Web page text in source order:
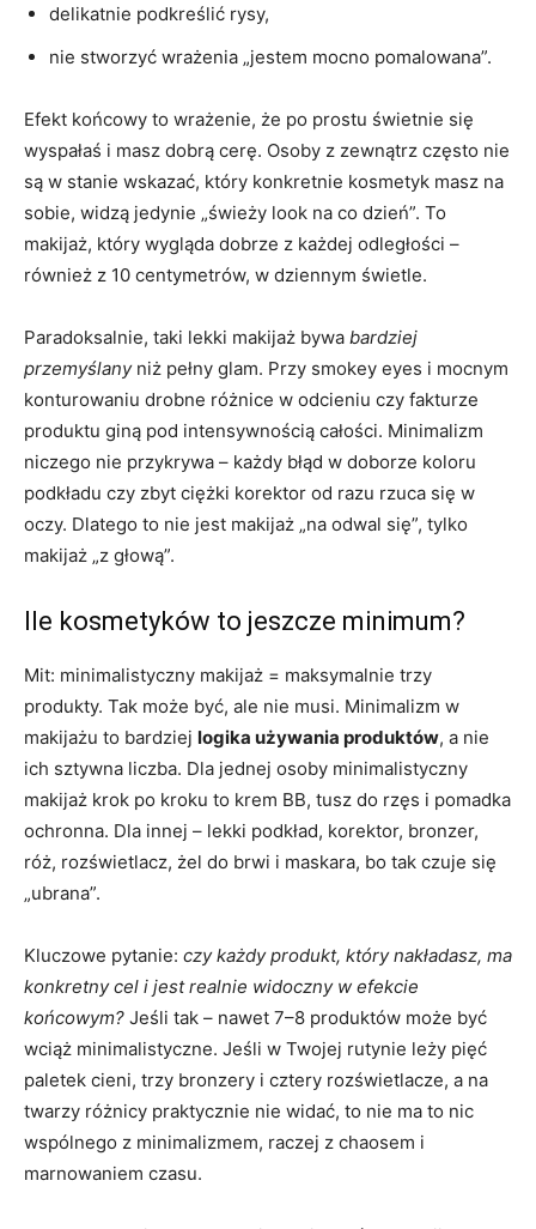
delikatnie podkreślić rysy,
nie stworzyć wrażenia „jestem mocno pomalowana”.
Efekt końcowy to wrażenie, że po prostu świetnie się
wyspałaś i masz dobrą cerę. Osoby z zewnątrz często nie
są w stanie wskazać, który konkretnie kosmetyk masz na
sobie, widzą jedynie „świeży look na co dzień”. To
makijaż, który wygląda dobrze z każdej odległości –
również z 10 centymetrów, w dziennym świetle.
Paradoksalnie, taki lekki makijaż bywa bardziej
przemyślanyniż pełny glam. Przy smokey eyes i mocnym
konturowaniu drobne różnice w odcieniu czy fakturze
produktu giną pod intensywnością całości. Minimalizm
niczego nie przykrywa – każdy błąd w doborze koloru
podkładu czy zbyt ciężki korektor od razu rzuca się w
oczy. Dlatego to nie jest makijaż „na odwal się”, tylko
makijaż „z głową”.
Ile kosmetyków to jeszcze minimum?
Mit: minimalistyczny makijaż = maksymalnie trzy
produkty. Tak może być, ale nie musi. Minimalizm w
makijażu to bardziej logika używania produktów, a nie
ich sztywna liczba. Dla jednej osoby minimalistyczny
makijaż krok po kroku to krem BB, tusz do rzęs i pomadka
ochronna. Dla innej – lekki podkład, korektor, bronzer,
róż, rozświetlacz, żel do brwi i maskara, bo tak czuje się
„ubrana”.
Kluczowe pytanie: czy każdy produkt, który nakładasz, ma
konkretny cel i jest realnie widoczny w efekcie
końcowym? Jeśli tak – nawet 7–8 produktów może być
wciąż minimalistyczne. Jeśli w Twojej rutynie leży pięć
paletek cieni, trzy bronzery i cztery rozświetlacze, a na
twarzy różnicy praktycznie nie widać, to nie ma to nic
wspólnego z minimalizmem, raczej z chaosem i
marnowaniem czasu.